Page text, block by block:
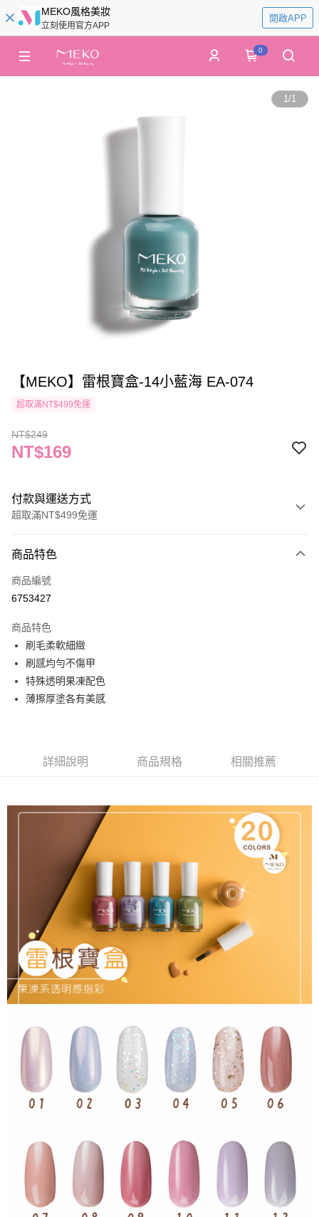
MEKO風格美妝
立刻使用官方APP
開啟APP
0
1/1
【MEKO】雷根寶盒-14小藍海 EA-074
超取滿NT$499免運
NT$249
NT$169
付款與運送方式
超取滿NT$499免運
信用卡一次付款
信用卡分期付款
合作金庫商業銀行
華南商業銀行
上海商業儲蓄銀行
國泰世華商業銀行
臺灣中小企業銀行
玉山商業銀行
星展（台灣）商業銀行
台新國際商業銀行
中國信託商業銀行
超商取貨付款
LINE Pay
Apple Pay
AFTEE先享後付
【關於「AFTEE先享後付」】
AFTEE先享後付是「在收到商品之後才付款」的支付方式。 讓您購物簡單
１．簡單：不需註冊會員、不需綁卡、不需儲值。
２．便利：只要手機號碼，簡訊認證，即可結帳。
３．安心：先確認商品／服務後，再付款。
【「AFTEE先享後付」結帳流程】
１．於結帳方式選擇「AFTEE先享後付」後，將跳轉至「AFTEE先享後付」
結帳頁面，進行簡訊認證並確認金額後，即可完成結帳。
２．訂單成立數日內，您將收到繳費通知簡訊。
３．收到繳費通知簡訊後14天內，點擊此簡訊中的連結，可透過四大超商／
ATM／網路銀行／等多元方式進行付款，方視為交易完成。
※ 請注意：結帳手續完成當下不需立刻繳費，但若您需要取消訂單，請聯絡
購買商品的店家。未經商家同意取消之訂單仍視為有效，需透過AFTEE先享
後付繳納相關費用。
客戶支援中心」https://netprotections.freshdesk.com/support/home
【注意事項】
１．透過由恩沛科技股份有限公司提供之「AFTEE先享後付」服務完成之交
易，需依本服務之必要範圍內提供個人資料，並將交易相關給付款項請求債
權轉讓予恩沛科技股份有限公司。
２．關於個人資料處理事宜，請瀏覽以下網址：
「AFTEE先享後付」，若未經同意申辦者引起之損失，本公司不負相關責
任。
４．使用「AFTEE先享後付」時，將依據個別帳號之用戶狀況，依本公司即
時審查核予不同之上限額度；若仍有額度不足之情形，本公司將視審查結果
請求用戶進行身份認證。
５．嚴禁一人註冊多個帳號或使用他人資訊註冊。若發現惡意使用之情形，
ATM付款
全家取貨付款
每筆NT$65，滿NT$499(含以上)免運費
付款後全家取貨
每筆NT$65，滿NT$499(含以上)免運費
7-11取貨付款
付款後7-11取貨
每筆NT$65，滿NT$499(含以上)免運費
宅配
每筆NT$85，滿NT$499(含以上)免運費
每筆NT$120，滿NT$499(含以上)免運費
商品特色
商品編號
6753427
商品特色
刷毛柔軟細緻
刷感均勻不傷甲
特殊透明果凍配色
薄擦厚塗各有美感
詳細說明 商品規格 相關推薦